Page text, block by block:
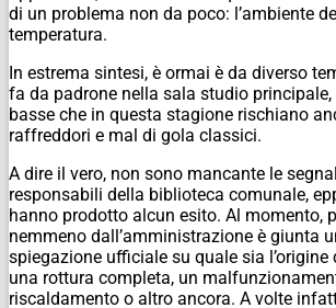
di un problema non da poco: l’ambiente
temperatura.
In estrema sintesi, è ormai è da diverso
fa da padrone nella sala studio
basse che in questa stagione rischiano
raffreddori e mal di gola classici.
A dire il vero, non sono mancante le
responsabili della biblioteca comunale,
hanno prodotto alcun esito. Al momento,
nemmeno dall’amministrazione è giunta
spiegazione ufficiale su quale sia l’origine
una rottura completa, un
riscaldamento o altro ancora. A volte